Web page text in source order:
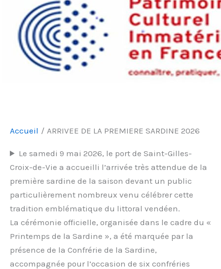
Accueil ARRIVEE DE LA PREMIERE SARDINE 2026
Le samedi 9 mai 2026, le port de Saint-Gilles-
Croix-de-Vie a accueilli l’arrivée très attendue de la
première sardine de la saison devant un public
particulièrement nombreux venu célébrer cette
tradition emblématique du littoral vendéen.
La cérémonie officielle, organisée dans le cadre du «
Printemps de la Sardine », a été marquée par la
présence de la Confrérie de la Sardine,
accompagnée pour l’occasion de six confréries